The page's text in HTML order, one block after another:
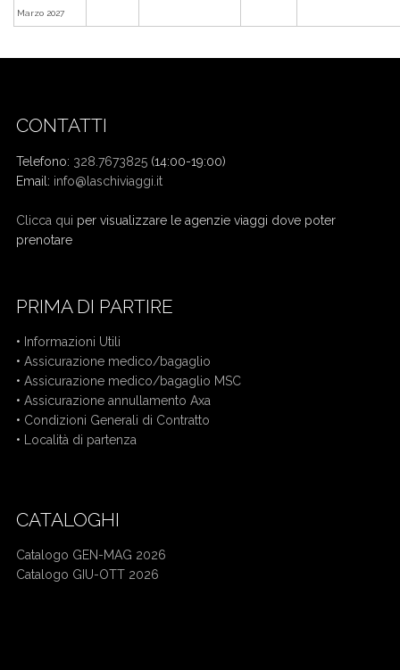
Marzo 2027
CONTATTI
Telefono: 328.7673825 (14:00-19:00)
Email: info@laschiviaggi.it
Clicca qui per visualizzare le agenzie viaggi dove poter
prenotare
PRIMA DI PARTIRE
• Informazioni Utili
• Assicurazione medico/bagaglio
• Assicurazione medico/bagaglio MSC
• Assicurazione annullamento Axa
• Condizioni Generali di Contratto
• Località di partenza
CATALOGHI
Catalogo GEN-MAG 2026
Catalogo GIU-OTT 2026